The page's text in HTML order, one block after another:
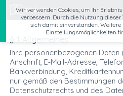
Ihre personenbezogenen Daten
Anschrift, E-Mail-Adresse,
Bankverbindung,
nur gemäß den Bestimmungen
Datenschutzrechts und des
Wir verwenden Cookies, um Ihr
verbessern. Durch die Nutzung
sich damit einverstanden.
Einstellungsmöglichkeiten